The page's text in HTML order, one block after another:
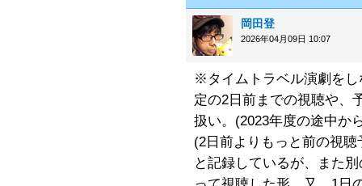
岡田登
2026年04月09日 10:07
※タイムトラベル演劇を
定の2日前までの視聴や、
扱い。(2023年度の途中か
(2日前よりもっと前の視
と記録しているが、また